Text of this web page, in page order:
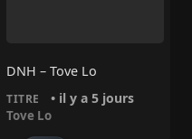
DNH – Tove Lo
TITRE • il y a 5 jours
Tove Lo